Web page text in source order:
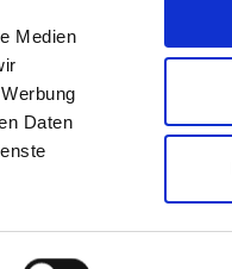
Medien
Daten